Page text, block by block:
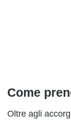
Come
Oltre agli